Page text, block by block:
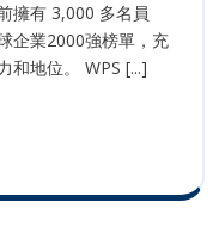
擁有 3,000 多名員
企業2000強榜單，充
和地位。 WPS [...]